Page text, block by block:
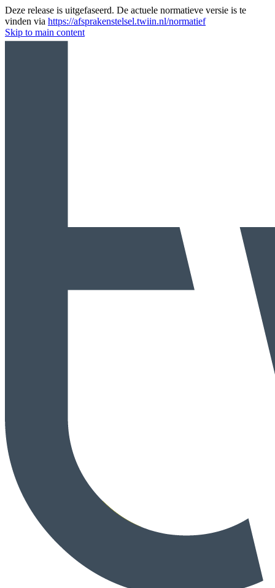
Deze release is uitgefaseerd. De actuele normatieve versie is te
vinden via https://afsprakenstelsel.twiin.nl/normatief
Skip to main content